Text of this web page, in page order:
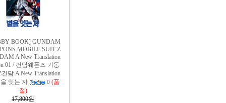
BOOK] GUNDAM
MOBILE SUIT Z
A New Translation
01 / 건담웨폰즈 기동
담 A New Translation
잇는 자
0 (품
절)
17,800원